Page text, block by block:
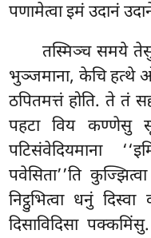
पणामेत्वा इमं उदानं
तस्मिञ्च समये तेसु
भुञ्जमाना, केचि हत्थे
ठपितमत्तं होति. ते तं
पहटा विय कण्णेसु
पटिसंवेदियमाना
पवेसिता’’ति
निट्ठुभित्वा धनुं
दिसाविदिसा